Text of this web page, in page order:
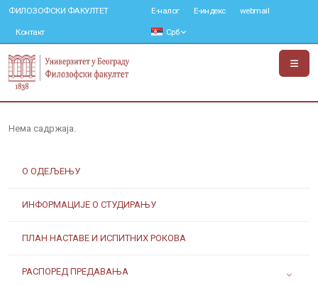
ФИЛОЗОФСКИ ФАКУЛТЕТ
Контакт
Е-налог Е-индекс webmail
Срб
О ОДЕЉЕЊУ
ИНФОРМАЦИЈЕ О СТУДИРАЊУ
ПЛАН НАСТАВЕ И ИСПИТНИХ РОКОВА
РАСПОРЕД ПРЕДАВАЊА
Нема садржаја.